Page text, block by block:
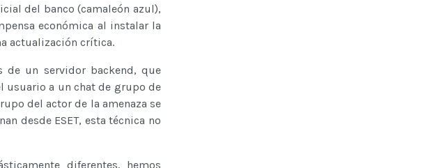
del banco (camaleón azul),
económica al instalar la
actualización crítica.
de un servidor backend, que
usuario a un chat de grupo de
del actor de la amenaza se
desde ESET, esta técnica no
diferentes, hemos